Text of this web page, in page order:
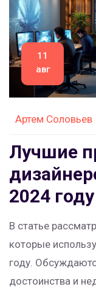
11
авг
Артем Соловьев
Лучшие
2024 году
В статье
которые
году.
достоинства и